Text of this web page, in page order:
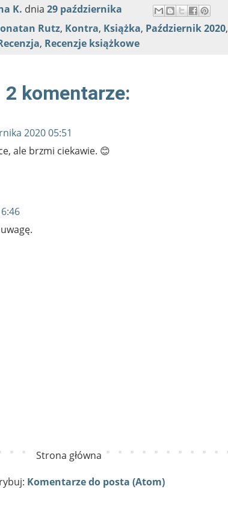
K. dnia 29 października
Rutz, Kontra, Książka, Październik 2020,
, Recenzje książkowe
2 komentarze:
2020 05:51
ale brzmi ciekawie. 😊
Strona główna
Komentarze do posta (Atom)